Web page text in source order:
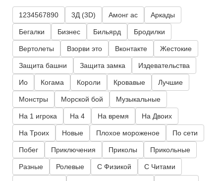
1234567890 3Д (3D) Амонг ас Аркады
Бегалки Бизнес Бильярд Бродилки
Вертолеты Взорви это Вконтакте Жестокие
Защита башни Защита замка Издевательства
Ио Когама Короли Кровавые Лучшие
Монстры Морской бой Музыкальные
На 1 игрока На 4 На время На Двоих
На Троих Новые Плохое мороженое По сети
Побег Приключения Приколы Прикольные
Разные Ролевые С Физикой С Читами